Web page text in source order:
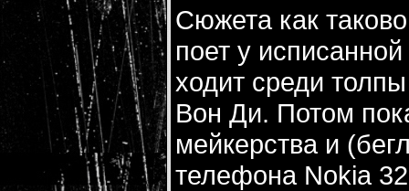
Сюжета как
поет у
ходит среди
Вон Ди. Потом
мейкерства и
телефона Nokia